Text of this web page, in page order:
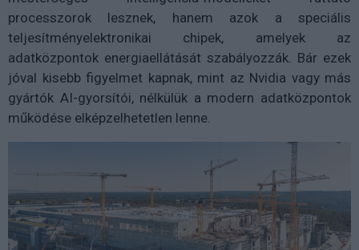
processzorok lesznek, hanem azok a speciális
teljesítményelektronikai chipek, amelyek az
adatközpontok energiaellátását szabályozzák. Bár ezek
jóval kisebb figyelmet kapnak, mint az Nvidia vagy más
gyártók AI-gyorsítói, nélkülük a modern adatközpontok
működése elképzelhetetlen lenne.